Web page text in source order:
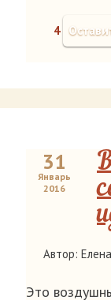
4
31
Январь
2016
Автор: Елена
Это